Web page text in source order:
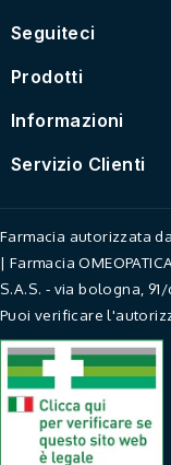
Seguiteci
Prodotti
Informazioni
Servizio Clienti
Farmacia autorizzata
| Farmacia
S.A.S. - via bologna, 91/
Puoi verificare